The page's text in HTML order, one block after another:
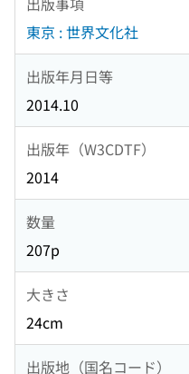
東京 : 世界文化社
出版年月日等
2014.10
出版年（W3CDTF）
2014
数量
207p
大きさ
24cm
出版地（国名コード）